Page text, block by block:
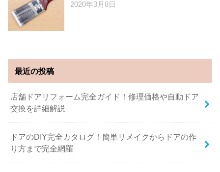
2020年3月8日
最近の投稿
店舗ドアリフォーム完全ガイド！修理価格や自動ドア
交換を詳細解説
ドアのDIY完全カタログ！簡単リメイクからドアの作
り方まで完全網羅